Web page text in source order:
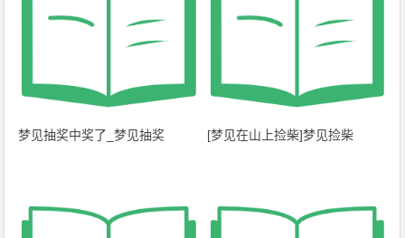
梦见抽奖中奖了_梦见抽奖 [梦见在山上捡柴]梦见捡柴